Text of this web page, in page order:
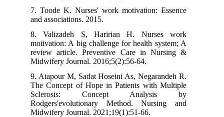
7. Toode K. Nurses' work motivation: Essence
and associations. 2015.
8. Valizadeh S, Haririan H. Nurses work
motivation: A big challenge for health system; A
review article. Preventive Care in Nursing &
Midwifery Journal. 2016;5(2):56-64.
9. Atapour M, Sadat Hoseini As, Negarandeh R.
The Concept of Hope in Patients with Multiple
Sclerosis: Concept Analysis by
Rodgers'evolutionary Method. Nursing and
Midwifery Journal. 2021;19(1):51-66.